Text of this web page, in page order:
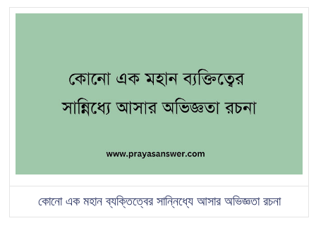
কোনো এক মহান ব্যক্তিত্বের সান্নিধ্যে আসার অভিজ্ঞতা রচনা